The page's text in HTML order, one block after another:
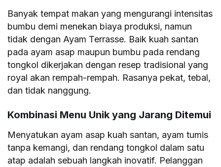
Banyak tempat makan yang mengurangi intensitas
bumbu demi menekan biaya produksi, namun
tidak dengan Ayam Terrasse. Baik kuah santan
pada ayam asap maupun bumbu pada rendang
tongkol dikerjakan dengan resep tradisional yang
royal akan rempah-rempah. Rasanya pekat, tebal,
dan tidak nanggung.
Kombinasi Menu Unik yang Jarang Ditemui
Menyatukan ayam asap kuah santan, ayam tumis
tanpa kemangi, dan rendang tongkol dalam satu
atap adalah sebuah langkah inovatif. Pelanggan